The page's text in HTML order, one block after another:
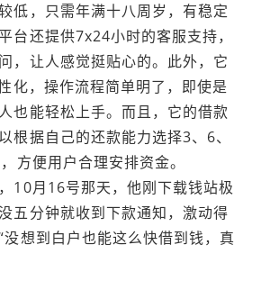
低，只需年满十八周岁，有稳定
台还提供7x24小时的客服支持，
，让人感觉挺贴心的。此外，它
化，操作流程简单明了，即使是
也能轻松上手。而且，它的借款
根据自己的还款能力选择3、6、
方便用户合理安排资金。
10月16号那天，他刚下载钱站极
五分钟就收到下款通知，激动得
想到白户也能这么快借到钱，真